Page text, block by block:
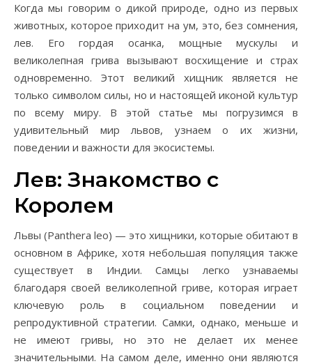
Когда мы говорим о дикой природе, одно из первых
животных, которое приходит на ум, это, без сомнения,
лев. Его гордая осанка, мощные мускулы и
великолепная грива вызывают восхищение и страх
одновременно. Этот великий хищник является не
только символом силы, но и настоящей иконой культур
по всему миру. В этой статье мы погрузимся в
удивительный мир львов, узнаем о их жизни,
поведении и важности для экосистемы.
Лев: Знакомство с
Королем
Львы (Panthera leo) — это хищники, которые обитают в
основном в Африке, хотя небольшая популяция также
существует в Индии. Самцы легко узнаваемы
благодаря своей великолепной гриве, которая играет
ключевую роль в социальном поведении и
репродуктивной стратегии. Самки, однако, меньше и
не имеют гривы, но это не делает их менее
значительными. На самом деле, именно они являются